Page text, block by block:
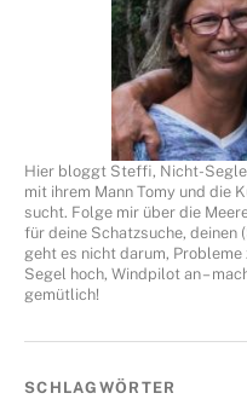
Hier bloggt Steffi, Nicht-
mit ihrem Mann Tomy und die
sucht. Folge mir über die
für deine Schatzsuche, deinen
geht es nicht darum, Probleme
Segel hoch, Windpilot an –
gemütlich!
SCHLAGWÖRTER